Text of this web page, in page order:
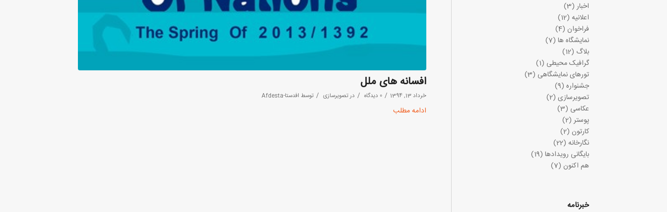
افسانه های ملل
خرداد 13, 1394 / 0 دیدگاه / درتصویرسازی / توسط افدستا-Afdesta
ادامه مطلب
اخبار(3)
اعلانیه (12)
فراخوان (4)
نمایشگاه ها (7)
بلاگ (12)
گرافیک محیطی (1)
تورهای نمایشگاهی (3)
جشنواره (9)
تصویرسازی (2)
عکاسی (3)
پوستر(2)
کارتون (2)
نگارخانه (22)
بایگانی رویدادها (19)
هم اکنون (7)
خبرنامه